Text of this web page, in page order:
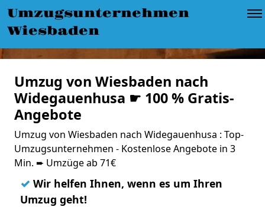
Umzugsunternehmen
Wiesbaden
Umzug von Wiesbaden nach
Widegauenhusa ☛ 100 % Gratis-
Angebote
Umzug von Wiesbaden nach Widegauenhusa : Top-
Umzugsunternehmen - Kostenlose Angebote in 3
Min. ➨ Umzüge ab 71€
✓ Wir helfen Ihnen, wenn es um Ihren
Umzug geht!